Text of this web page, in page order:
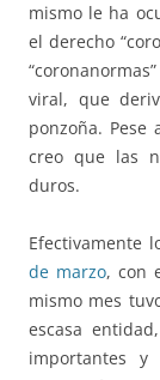
mismo le ha
el derecho
viral, que
ponzoña.
creo que las
duros.
Efectivamente
de marzo, con
mismo mes
escasa
importantes y